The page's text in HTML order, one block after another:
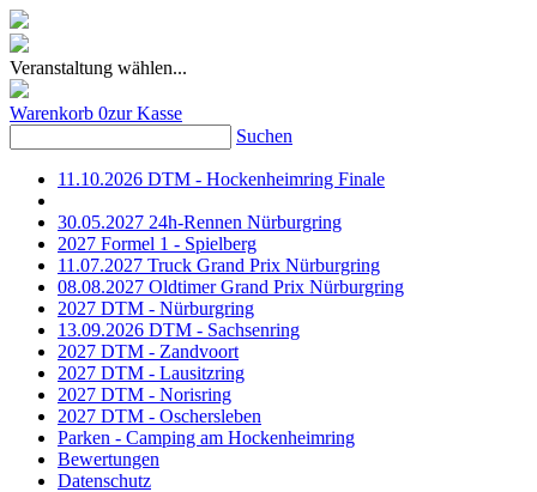
Veranstaltung wählen...
Warenkorb 0zur Kasse
Suchen
11.10.2026 DTM - Hockenheimring Finale
30.05.2027 24h-Rennen Nürburgring
2027 Formel 1 - Spielberg
11.07.2027 Truck Grand Prix Nürburgring
08.08.2027 Oldtimer Grand Prix Nürburgring
2027 DTM - Nürburgring
13.09.2026 DTM - Sachsenring
2027 DTM - Zandvoort
2027 DTM - Lausitzring
2027 DTM - Norisring
2027 DTM - Oschersleben
Parken - Camping am Hockenheimring
Bewertungen
Datenschutz